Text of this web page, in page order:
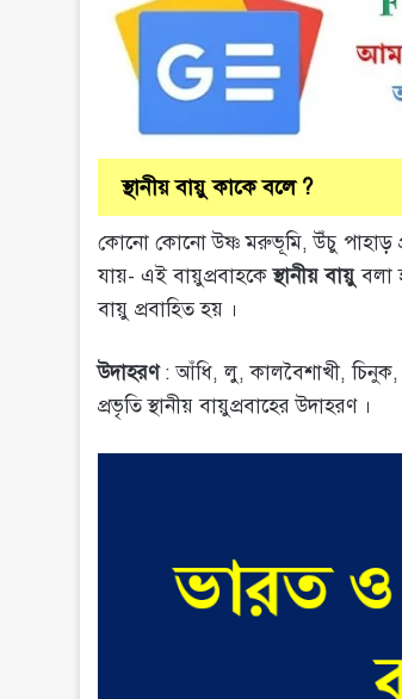
স্থানীয় বায়ু কাকে বলে ?
কোনো কোনো উষ্ণ মরুভূমি, উঁচু পাহাড়
যায়- এই বায়ুপ্রবাহকেস্থানীয় বায়ুবলা
বায়ু প্রবাহিত হয় ।
উদাহরণ: আঁধি, লু, কালবৈশাখী, চিনুক,
প্রভৃতি স্থানীয় বায়ুপ্রবাহের উদাহরণ ।